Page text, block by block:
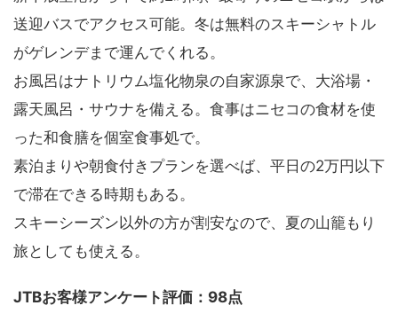
送迎バスでアクセス可能。冬は無料のスキーシャトル
がゲレンデまで運んでくれる。
お風呂はナトリウム塩化物泉の自家源泉で、大浴場・
露天風呂・サウナを備える。食事はニセコの食材を使
った和食膳を個室食事処で。
素泊まりや朝食付きプランを選べば、平日の2万円以下
で滞在できる時期もある。
スキーシーズン以外の方が割安なので、夏の山籠もり
旅としても使える。
JTBお客様アンケート評価：98点